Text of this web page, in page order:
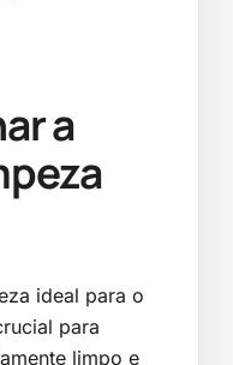
a
ideal para o
para
limpo e